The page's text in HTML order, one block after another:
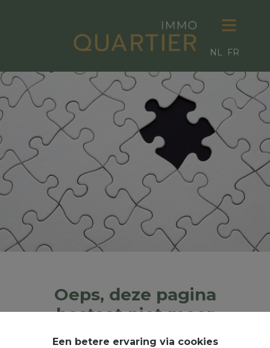
Een betere ervaring via cookies
NL FR
Oeps, deze pagina
bestaat niet meer